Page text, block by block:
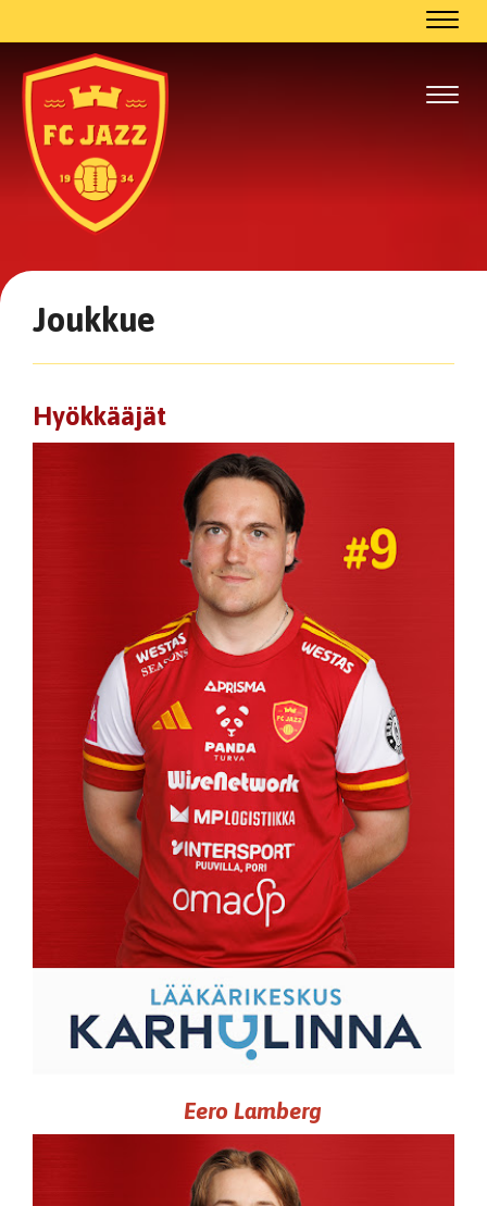
Joukkue
Hyökkääjät
Eero Lamberg